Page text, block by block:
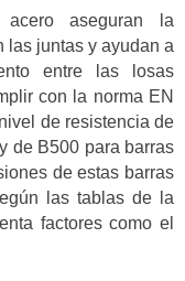
aseguran la
las juntas y ayudan a
entre las losas
con la norma EN
de resistencia de
de B500 para barras
de estas barras
las tablas de la
factores como el